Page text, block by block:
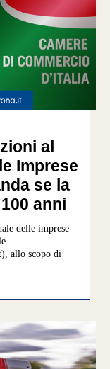
al
Imprese
se la
anni
delle imprese
allo scopo di